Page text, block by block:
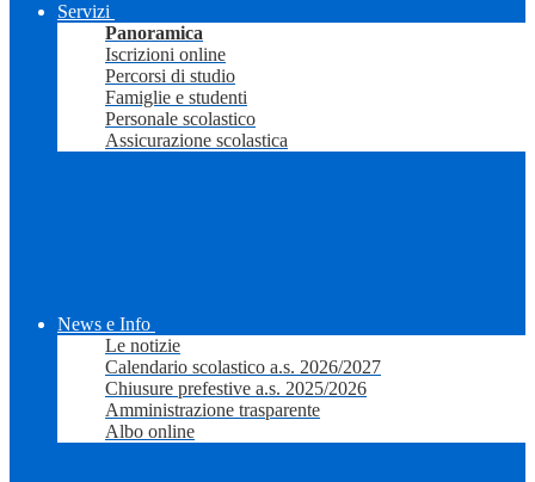
Servizi
Panoramica
Iscrizioni online
Percorsi di studio
Famiglie e studenti
Personale scolastico
Assicurazione scolastica
News e Info
Le notizie
Calendario scolastico a.s. 2026/2027
Chiusure prefestive a.s. 2025/2026
Amministrazione trasparente
Albo online